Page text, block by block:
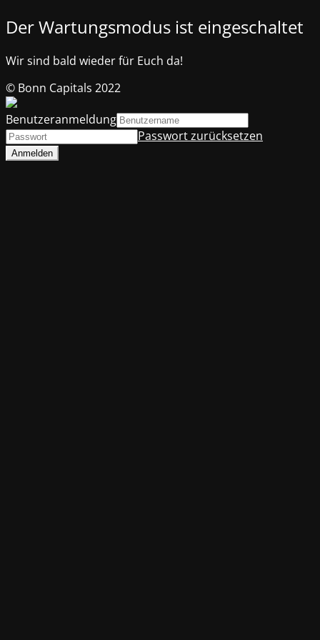
Der Wartungsmodus ist eingeschaltet
Wir sind bald wieder für Euch da!
© Bonn Capitals 2022
Benutzeranmeldung
Passwort zurücksetzen